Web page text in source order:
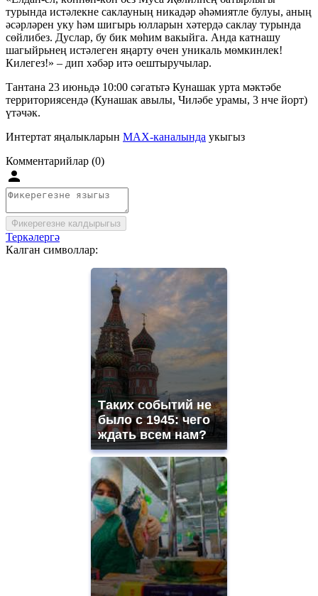
турында истәлекне саклауның никадәр әһәмиятле булуы, аның
әсәрләрен уку һәм шигырь юлларын хәтердә саклау турында
сөйлибез. Дуслар, бу бик мөһим вакыйга. Анда катнашу
шагыйрьнең истәлеген яңарту өчен уникаль мөмкинлек!
Килегез!» – дип хәбәр итә оештыручылар.
Тантана 23 июньдә 10:00 сәгатьтә Кунашак урта мәктәбе
территориясендә (Кунашак авылы, Чиләбе урамы, 3 нче йорт)
үтәчәк.
Интертат яңалыкларын MAX-каналында укыгыз
Комментарийлар (0)
Фикерегезне калдырыгыз
Теркәлергә
Калган символлар:
Таких событий не
было с 1945: чего
ждать всем нам?